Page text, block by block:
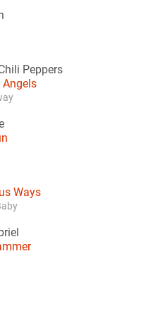
Peppers
Angels
Ways